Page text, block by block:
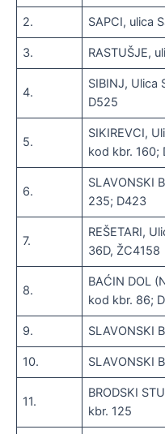
2. SAPCI, ulica
3. RASTUŠJE,
4.
SIBINJ, Ulica
D525
5.
SIKIREVCI,
kod kbr. 160;
6.
SLAVONSKI
235; D423
7.
REŠETARI,
36D, ŽC4158
8.
BAĆIN DOL
kod kbr. 86;
9. SLAVONSKI
10. SLAVONSKI
11.
BRODSKI
kbr. 125